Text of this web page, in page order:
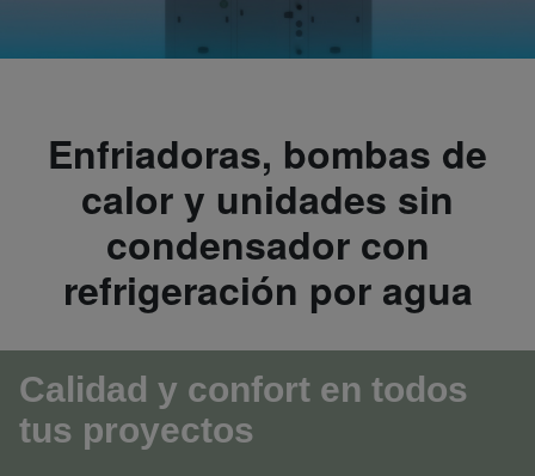
Enfriadoras, bombas de
calor y unidades sin
condensador con
refrigeración por agua
Calidad y confort en todos
tus proyectos